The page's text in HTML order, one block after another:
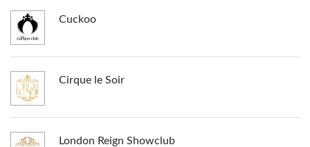
Cuckoo
Cirque le Soir
London Reign Showclub